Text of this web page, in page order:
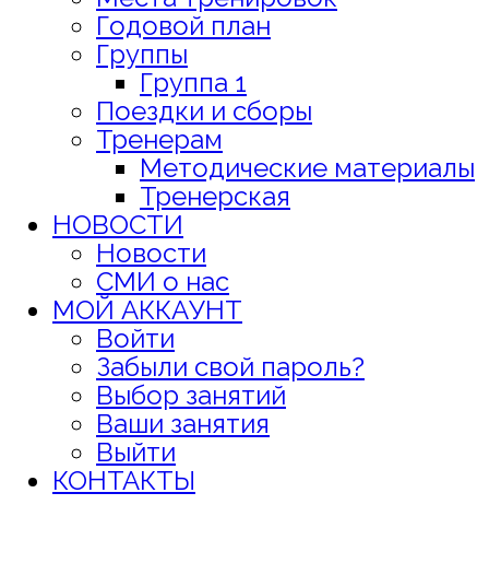
Годовой план
Группы
Группа 1
Поездки и сборы
Тренерам
Методические материалы
Тренерская
НОВОСТИ
Новости
СМИ о нас
МОЙ АККАУНТ
Войти
Забыли свой пароль?
Выбор занятий
Ваши занятия
Выйти
КОНТАКТЫ